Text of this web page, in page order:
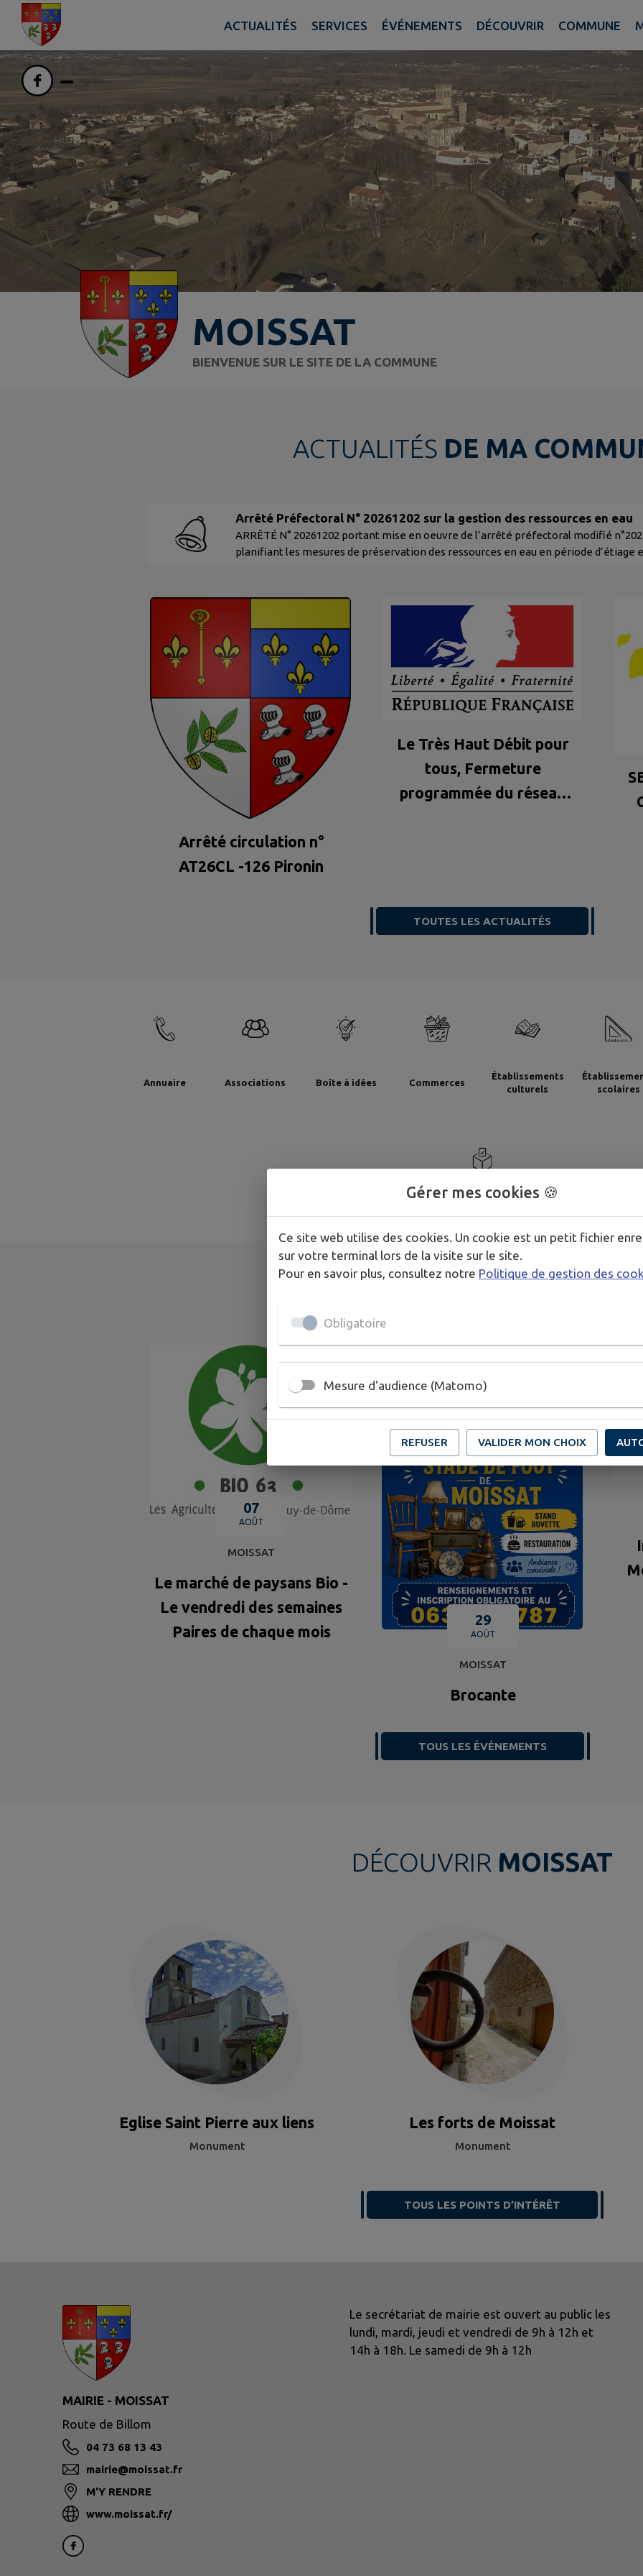
Contenu Pied de page
ACTUALITÉS SERVICES ÉVÉNEMENTS DÉCOUVRIR COMMUNE
MOISSAT
BIENVENUE SUR LE SITE DE LA COMMUNE
ACTUALITÉS DE MA
Arrêté Préfectoral N° 20261202 sur la gestion des ressources en eau
ARRÊTÉ N° 20261202 portant mise en oeuvre de l’arrêté préfectoral modifié
planifiant les mesures de préservation des ressources en eau en période d’étiage
Arrêté circulation n°
AT26CL -126 Pironin
Le Très Haut Débit pour
tous, Fermeture
programmée du réseau
TOUTES LES ACTUALITÉS
Annuaire Associations Boîte à idées Commerces
Établissements
culturels
scolaires
Sondages
07
AOÛT
MOISSAT
Le marché de paysans Bio -
Le vendredi des semaines
Paires de chaque mois
29
AOÛT
MOISSAT
Brocante
TOUS LES ÉVÉNEMENTS
DÉCOUVRIR MOISSAT
Eglise Saint Pierre aux liens
Monument
Les forts de Moissat
Monument
TOUS LES POINTS D’INTÉRÊT
MAIRIE - MOISSAT
Route de Billom
04 73 68 13 43
mairie@moissat.fr
M'Y RENDRE
www.moissat.fr/
Le secrétariat de mairie est ouvert au public les
lundi, mardi, jeudi et vendredi de 9h à 12h et
14h à 18h. Le samedi de 9h à 12h
Gérer mes cookies 🍪
Ce site web utilise des cookies. Un cookie est un petit fichier
sur votre terminal lors de la visite sur le site.
Pour en savoir plus, consultez notre Politique de gestion des
Obligatoire
Mesure d'audience (Matomo)
REFUSER VALIDER MON CHOIX